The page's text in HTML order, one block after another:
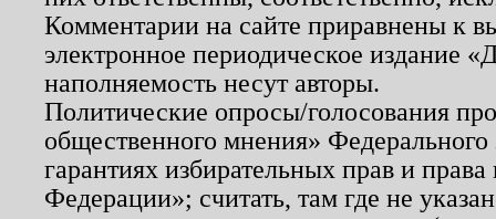
Комментарии на сайте приравнены к
электронное периодическое издание
наполняемость несут авторы.
Политические опросы/голосования
общественного мнения»
гарантиях избирательных прав и
Федерации»; считать, там где не